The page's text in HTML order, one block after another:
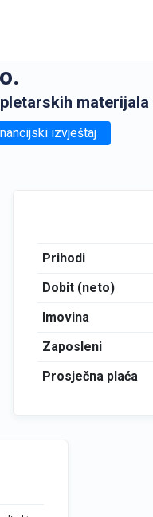
materijala
izvještaj
Prihodi
Dobit (neto)
Imovina
Zaposleni
Prosječna plaća